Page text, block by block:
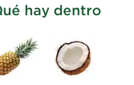
los cuales azúcares
recomendado de ingestión diaria de
NOM-051-SCFI/SSA1-2010.
hay dentro